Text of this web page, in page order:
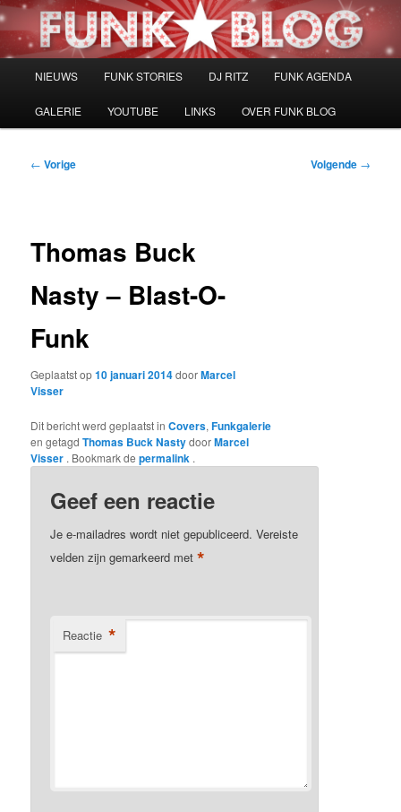
Spring
naar
NIEUWS FUNK STORIES DJ RITZ FUNK AGENDA
GALERIE YOUTUBE LINKS OVER FUNK BLOG
Bericht
← Vorige Volgende →
Thomas Buck
Nasty – Blast-O-
Funk
Geplaatst op10 januari 2014doorMarcel
Visser
Dit bericht werd geplaatst inCovers,Funkgalerie
en getagdThomas Buck NastydoorMarcel
Visser . Bookmark depermalink .
Geef een reactie
Je e-mailadres wordt niet gepubliceerd. Vereiste
velden zijn gemarkeerd met*
Reactie *